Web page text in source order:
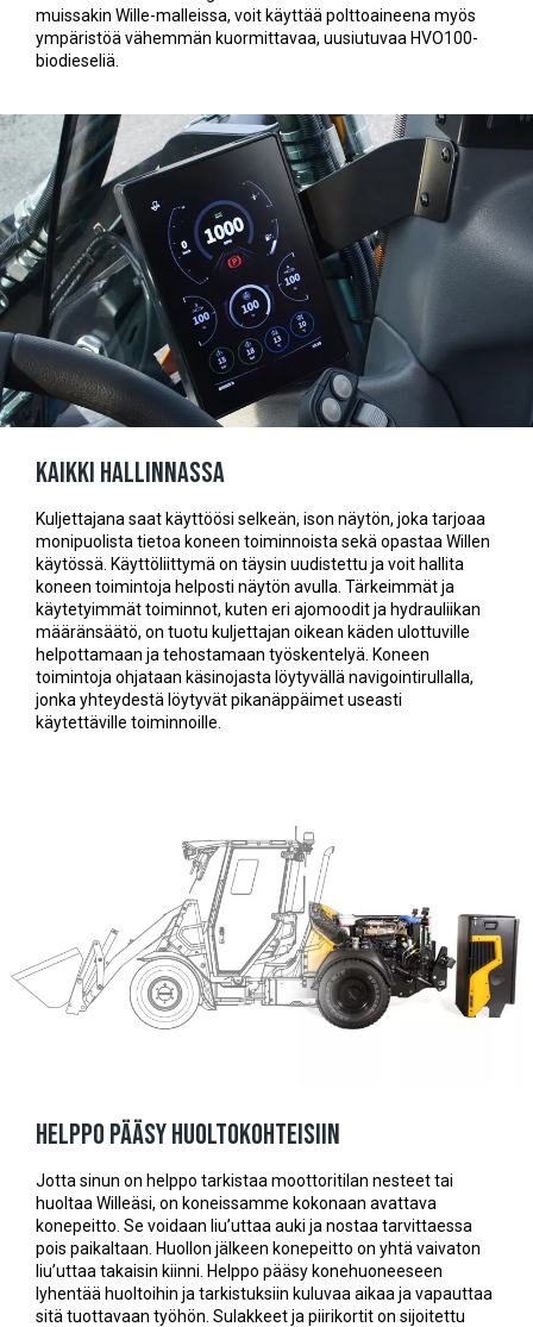
muissakin Wille-malleissa, voit käyttää polttoaineena myös
ympäristöä vähemmän kuormittavaa, uusiutuvaa HVO100-
biodieseliä.
Kaikki hallinnassa
Kuljettajana saat käyttöösi selkeän, ison näytön, joka tarjoaa
monipuolista tietoa koneen toiminnoista sekä opastaa Willen
käytössä. Käyttöliittymä on täysin uudistettu ja voit hallita
koneen toimintoja helposti näytön avulla. Tärkeimmät ja
käytetyimmät toiminnot, kuten eri ajomoodit ja hydrauliikan
määränsäätö, on tuotu kuljettajan oikean käden ulottuville
helpottamaan ja tehostamaan työskentelyä. Koneen
toimintoja ohjataan käsinojasta löytyvällä navigointirullalla,
jonka yhteydestä löytyvät pikanäppäimet useasti
käytettäville toiminnoille.
Helppo pääsy huoltokohteisiin
Jotta sinun on helppo tarkistaa moottoritilan nesteet tai
huoltaa Willeäsi, on koneissamme kokonaan avattava
konepeitto. Se voidaan liu’uttaa auki ja nostaa tarvittaessa
pois paikaltaan. Huollon jälkeen konepeitto on yhtä vaivaton
liu’uttaa takaisin kiinni. Helppo pääsy konehuoneeseen
lyhentää huoltoihin ja tarkistuksiin kuluvaa aikaa ja vapauttaa
sitä tuottavaan työhön. Sulakkeet ja piirikortit on sijoitettu